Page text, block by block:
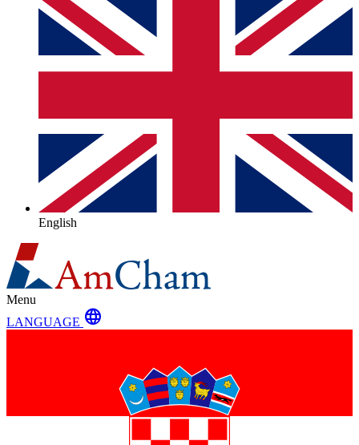
English
Menu
LANGUAGE language